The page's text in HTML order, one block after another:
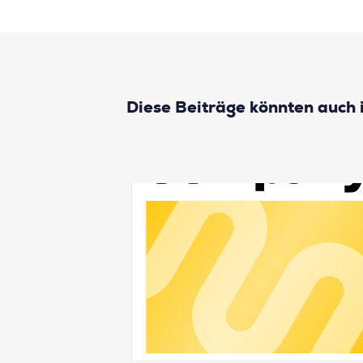
Diese Beiträge könnten